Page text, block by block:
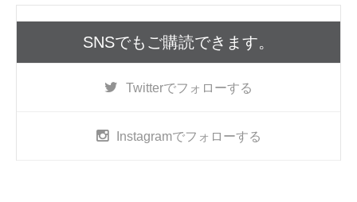
SNSでもご購読できます。
Twitterでフォローする
Instagramでフォローする